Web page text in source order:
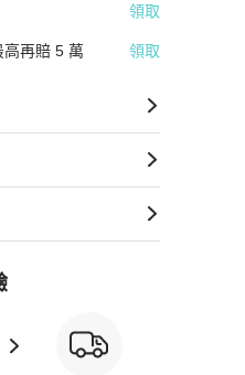
領取
高再賠 5 萬 領取